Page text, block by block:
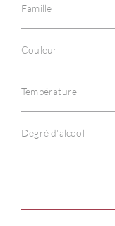
Famille
Couleur
Température
Degré d'alcool